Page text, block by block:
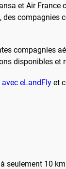
et Air
compagnies
disponibles
eLandFly et
seulement 10